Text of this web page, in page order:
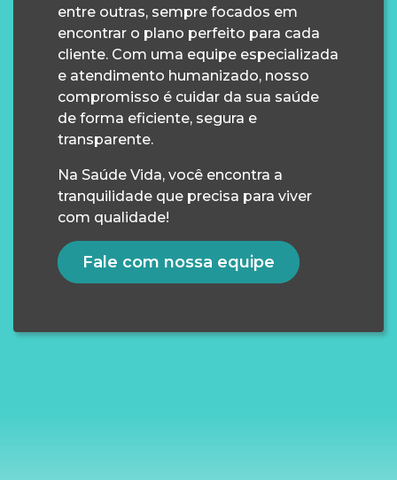
entre outras, sempre focados em
encontrar o plano perfeito para cada
cliente. Com uma equipe especializada
e atendimento humanizado, nosso
compromisso é cuidar da sua saúde
de forma eficiente, segura e
transparente.
Na Saúde Vida, você encontra a
tranquilidade que precisa para viver
com qualidade!
Fale com nossa equipe